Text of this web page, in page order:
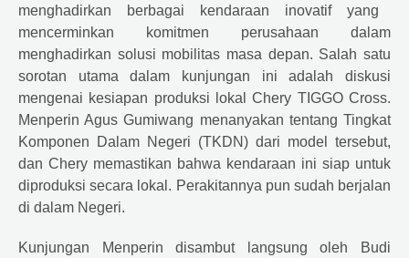
menghadirkan berbagai kendaraan inovatif yang
mencerminkan komitmen perusahaan dalam
menghadirkan solusi mobilitas masa depan. Salah satu
sorotan utama dalam kunjungan ini adalah diskusi
mengenai kesiapan produksi lokalChery TIGGO Cross.
Menperin Agus Gumiwang menanyakan tentang Tingkat
Komponen Dalam Negeri (TKDN) dari model tersebut,
dan Chery memastikan bahwa kendaraan ini siap untuk
diproduksi secara lokal. Perakitannya pun sudah berjalan
di dalam Negeri.
Kunjungan Menperin disambut langsung oleh Budi